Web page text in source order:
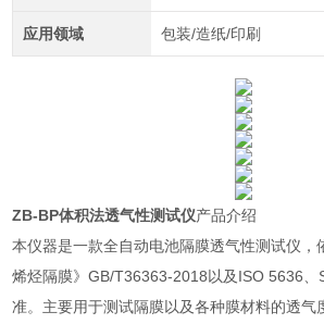
应用领域 包装/造纸/印刷
ZB-BP体积法透气性测试仪产品介绍
本仪器是一款全自动电池隔膜透气性测试仪，
烯烃隔膜》GB/T36363-2018以及ISO 5636、
准。主要用于测试隔膜以及各种膜材料的透气